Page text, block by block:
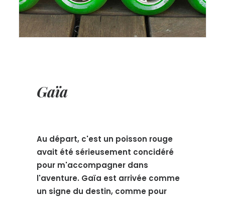
Gaïa
Au départ, c'est un poisson rouge
avait été sérieusement concidéré
pour m'accompagner dans
l'aventure. Gaïa est arrivée comme
un signe du destin, comme pour